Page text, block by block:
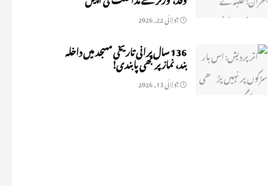
جولائی 22, 2026
136 سال پرانی تاریخی مسجد میں داخلہ
بند، نماز پر بھی پابندی!
جولائی 13, 2026